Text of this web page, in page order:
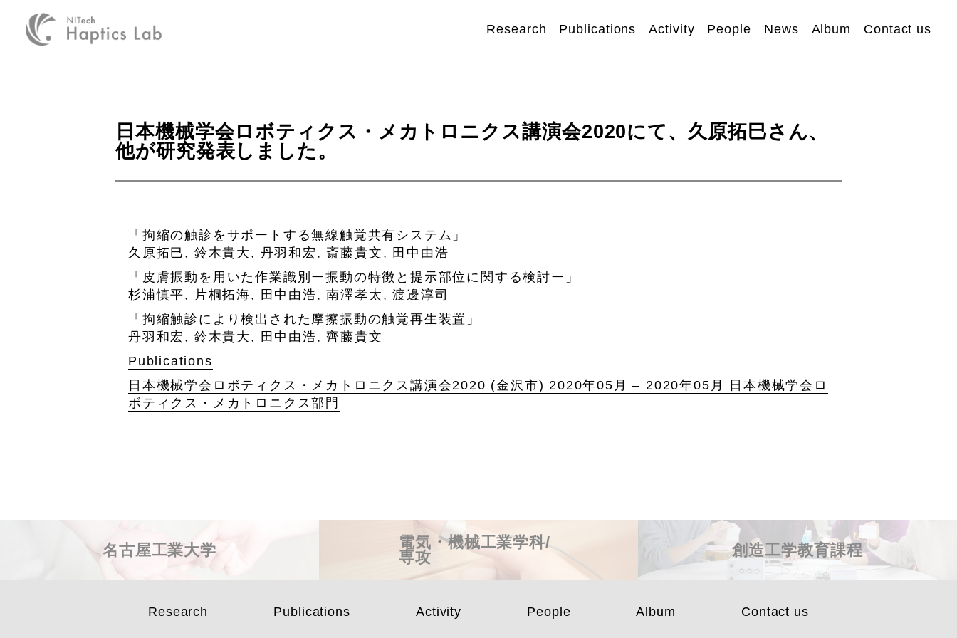
Research Publications Activity People News Album Contact us
日本機械学会ロボティクス・メカトロニクス講演会2020にて、久原拓巳さん、
他が研究発表しました。
「拘縮の触診をサポートする無線触覚共有システム」
久原拓巳, 鈴木貴大, 丹羽和宏, 斎藤貴文, 田中由浩
「皮膚振動を用いた作業識別ー振動の特徴と提示部位に関する検討ー」
杉浦慎平, 片桐拓海, 田中由浩, 南澤孝太, 渡邊淳司
「拘縮触診により検出された摩擦振動の触覚再生装置」
丹羽和宏, 鈴木貴大, 田中由浩, 齊藤貴文
Publications
日本機械学会ロボティクス・メカトロニクス講演会2020 (金沢市) 2020年05月 – 2020年05月 日本機械学会ロ
ボティクス・メカトロニクス部門
名古屋工業大学
電気・機械工業学科/
専攻
創造工学教育課程
Research Publications Activity People Album Contact us